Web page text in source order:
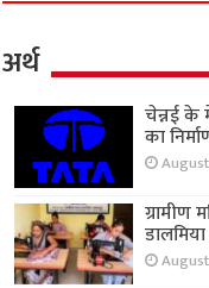
अर्थ
चेन्नई के
का
ग्रामीण